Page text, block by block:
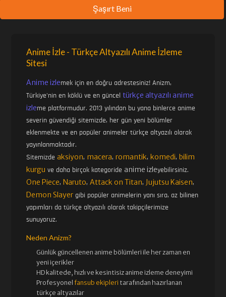
Şaşırt Beni
Anime İzle - Türkçe Altyazılı Anime İzleme
Sitesi
Anime izlemek için en doğru adrestesiniz! Anizm,
Türkiye'nin en köklü ve en günceltürkçe altyazılı anime
izleme platformudur. 2013 yılından bu yana binlerce anime
severin güvendiği sitemizde, her gün yeni bölümler
eklenmekte ve en popüler animeler türkçe altyazılı olarak
yayınlanmaktadır.
Sitemizdeaksiyon, macera,romantik, komedi, bilim
kurgu ve daha birçok kategoride anime izleyebilirsiniz.
One Piece, Naruto,Attack on Titan, Jujutsu Kaisen,
Demon Slayer gibi popüler animelerin yanı sıra, az bilinen
yapımları da türkçe altyazılı olarak takipçilerimize
sunuyoruz.
Neden Anizm?
Günlük güncellenen anime bölümleri ile her zaman en
yeni içerikler
HD kalitede, hızlı ve kesintisiz anime izleme deneyimi
Profesyonelfansub ekipleri tarafından hazırlanan
türkçe altyazılar